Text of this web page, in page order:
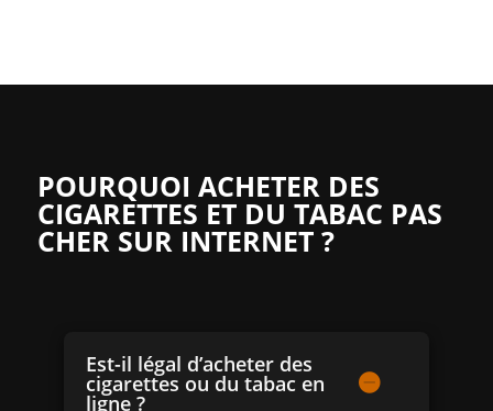
POURQUOI ACHETER DES
CIGARETTES ET DU TABAC PAS
CHER SUR INTERNET ?
Est-il légal d’acheter des
cigarettes ou du tabac en
ligne ?